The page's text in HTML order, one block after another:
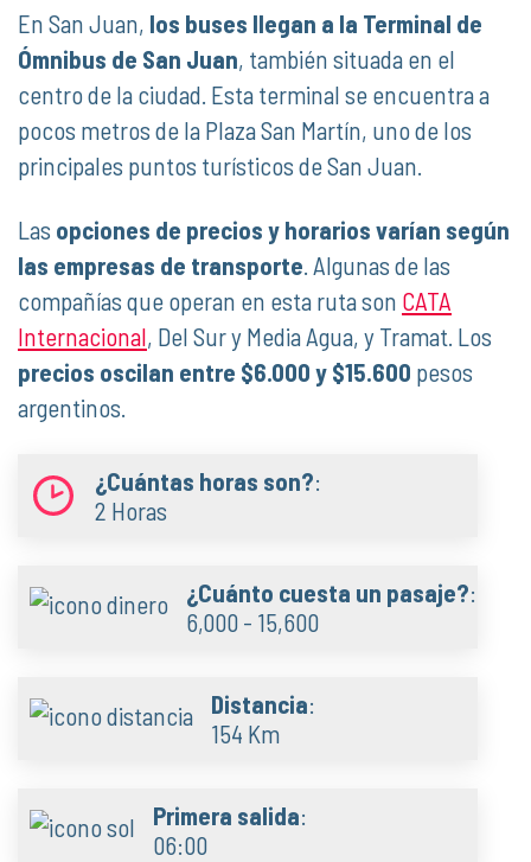
En San Juan, los buses llegan a la Terminal de
Ómnibus de San Juan, también situada en el
centro de la ciudad. Esta terminal se encuentra a
pocos metros de la Plaza San Martín, uno de los
principales puntos turísticos de San Juan.
Las opciones de precios y horarios varían según
las empresas de transporte. Algunas de las
compañías que operan en esta ruta son CATA
Internacional, Del Sur y Media Agua, y Tramat. Los
precios oscilan entre $6.000 y $15.600 pesos
argentinos.
¿Cuántas horas son?:
2 Horas
¿Cuánto cuesta un pasaje?:
6,000 - 15,600
Distancia:
154 Km
Primera salida:
06:00